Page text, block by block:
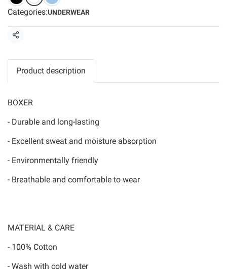
Categories:UNDERWEAR
Share
Product description
BOXER
- Durable and long-lasting
- Excellent sweat and moisture absorption
- Environmentally friendly
- Breathable and comfortable to wear
MATERIAL & CARE
- 100% Cotton
- Wash with cold water